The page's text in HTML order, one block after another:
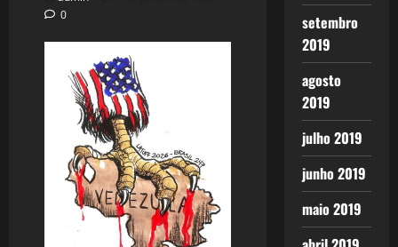
0
setembro
2019
agosto
2019
julho 2019
junho 2019
maio 2019